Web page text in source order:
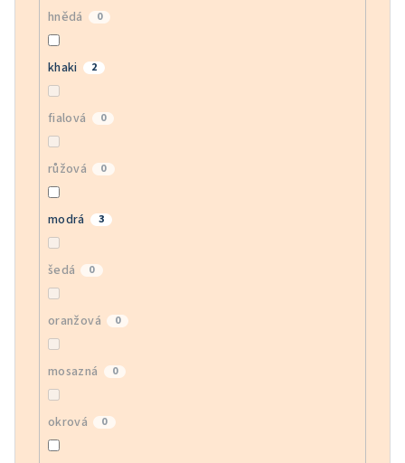
hnědá 0
khaki 2
fialová 0
růžová 0
modrá 3
šedá 0
oranžová 0
mosazná 0
okrová 0